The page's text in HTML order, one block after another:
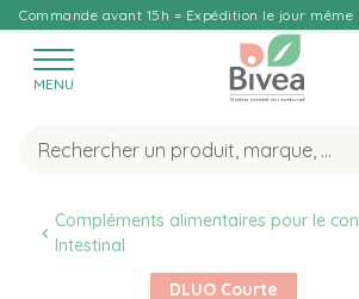
Commande avant 15h = Expédition le jour
MENU
Compléments alimentaires pour le
Intestinal
DLUO Courte